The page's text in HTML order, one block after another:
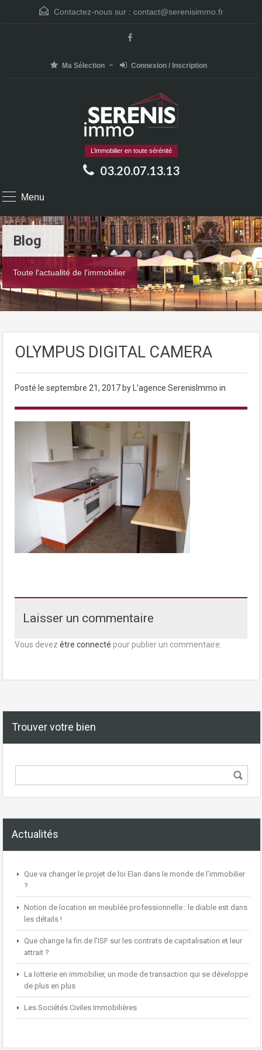
Contactez-nous sur : contact@serenisimmo.fr
Ma Sélection Connexion / Inscription
L’immobilier en toute sérénité
03.20.07.13.13
Menu
Blog
Toute l'actualité de l'immobilier
OLYMPUS DIGITAL CAMERA
Posté le septembre 21, 2017 by L'agence SerenisImmo in
Laisser un commentaire
Vous devez être connecté pour publier un commentaire.
Trouver votre bien
Actualités
Que va changer le projet de loi Elan dans le monde de l’immobilier
?
Notion de location en meublée professionnelle : le diable est dans
les détails !
Que change la fin de l’ISF sur les contrats de capitalisation et leur
attrait ?
La lotterie en immobilier, un mode de transaction qui se développe
de plus en plus
Les Sociétés Civiles Immobilières